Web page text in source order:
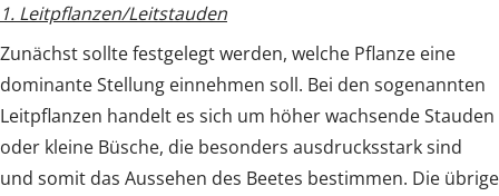
1. Leitpflanzen/Leitstauden
Zunächst sollte festgelegt werden, welche Pflanze eine
dominante Stellung einnehmen soll. Bei den sogenannten
Leitpflanzen handelt es sich um höher wachsende Stauden
oder kleine Büsche, die besonders ausdrucksstark sind
und somit das Aussehen des Beetes bestimmen. Die übrige